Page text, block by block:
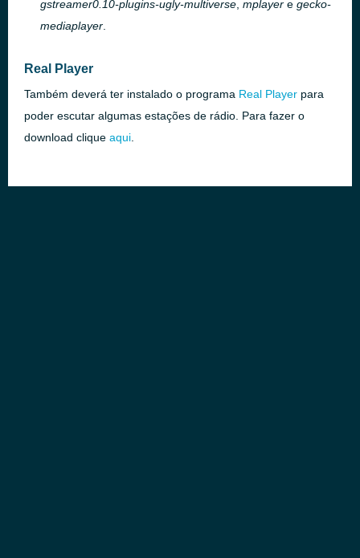
gstreamer0.10-plugins-ugly-multiverse mplayer e gecko-
mediaplayer
Real Player
Também deverá ter instalado o programa Real Player para
poder escutar algumas estações de rádio. Para fazer o
download clique aqui